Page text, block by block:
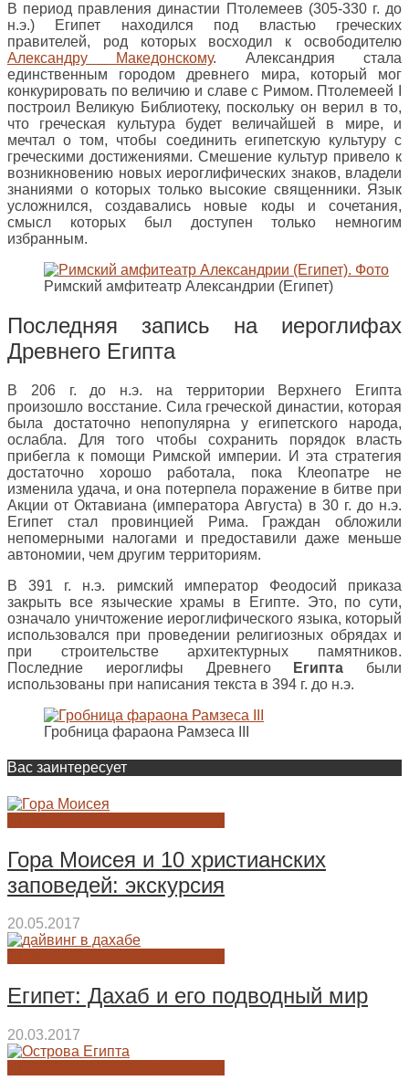
В период правления династии Птолемеев (305-330 г. до
н.э.) Египет находился под властью греческих
правителей, род которых восходил к освободителю
Александру Македонскому. Александрия стала
единственным городом древнего мира, который мог
конкурировать по величию и славе с Римом. Птолемеей I
построил Великую Библиотеку, поскольку он верил в то,
что греческая культура будет величайшей в мире, и
мечтал о том, чтобы соединить египетскую культуру с
греческими достижениями. Смешение культур привело к
возникновению новых иероглифических знаков, владели
знаниями о которых только высокие священники. Язык
усложнился, создавались новые коды и сочетания,
смысл которых был доступен только немногим
избранным.
Римский амфитеатр Александрии (Египет)
Последняя запись на иероглифах
Древнего Египта
В 206 г. до н.э. на территории Верхнего Египта
произошло восстание. Сила греческой династии, которая
была достаточно непопулярна у египетского народа,
ослабла. Для того чтобы сохранить порядок власть
прибегла к помощи Римской империи. И эта стратегия
достаточно хорошо работала, пока Клеопатре не
изменила удача, и она потерпела поражение в битве при
Акции от Октавиана (императора Августа) в 30 г. до н.э.
Египет стал провинцией Рима. Граждан обложили
непомерными налогами и предоставили даже меньше
автономии, чем другим территориям.
В 391 г. н.э. римский император Феодосий приказа
закрыть все языческие храмы в Египте. Это, по сути,
означало уничтожение иероглифического языка, который
использовался при проведении религиозных обрядах и
при строительстве архитектурных памятников.
Последние иероглифы ДревнегоЕгипта были
использованы при написания текста в 394 г. до н.э.
Гробница фараона Рамзеса III
Вас заинтересует
Гора Моисея и 10 христианских
заповедей: экскурсия
20.05.2017
Египет: Дахаб и его подводный мир
20.03.2017